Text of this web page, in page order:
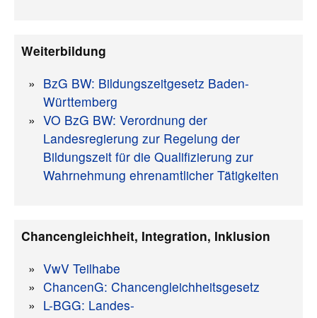
Weiterbildung
BzG BW: Bildungszeitgesetz Baden-
Württemberg
VO BzG BW: Verordnung der
Landesregierung zur Regelung der
Bildungszeit für die Qualifizierung zur
Wahrnehmung ehrenamtlicher Tätigkeiten
Chancengleichheit, Integration, Inklusion
VwV Teilhabe
ChancenG: Chancengleichheitsgesetz
L-BGG: Landes-